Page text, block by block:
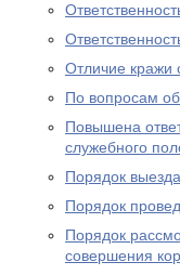
Отличие кражи
По вопросам
Повышена
служебного
Порядок
Порядок
Порядок
совершения